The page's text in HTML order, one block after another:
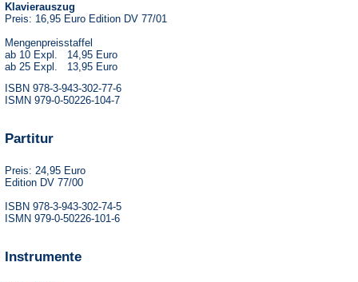
Klavierauszug
Preis: 16,95 Euro Edition DV 77/01
Mengenpreisstaffel
ab 10 Expl. 14,95 Euro
ab 25 Expl. 13,95 Euro
ISBN 978-3-943-302-77-6
ISMN 979-0-50226-104-7
Partitur
Preis: 24,95 Euro
Edition DV 77/00
ISBN 978-3-943-302-74-5
ISMN 979-0-50226-101-6
Instrumente